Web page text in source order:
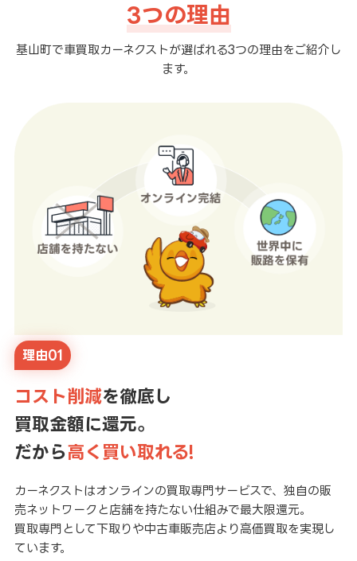
3つの理由
基山町で車買取カーネクストが選ばれる3つの理由をご紹介し
ます。
理由01
コスト削減を徹底し
買取金額に還元。
だから高く買い取れる!
カーネクストはオンラインの買取専門サービスで、独自の販
売ネットワークと店舗を持たない仕組みで最大限還元。
買取専門として下取りや中古車販売店より高価買取を実現し
ています。